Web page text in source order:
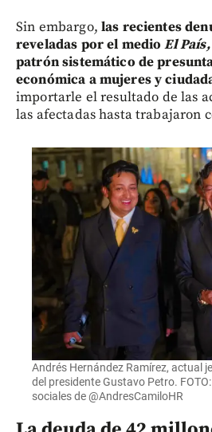
Sin embargo, las recientes
reveladas por el medioEl País,
patrón sistemático de
económica a mujeres y
importarle el resultado de las
las afectadas hasta trabajaron
Andrés Hernández Ramírez, actual
del presidente Gustavo Petro.
sociales de @AndresCamiloHR